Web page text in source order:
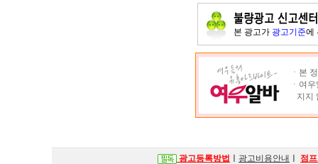
본 광고가 광고기준에
ㆍ본
ㆍ여
지지
광고등록방법 광고비용안내 점